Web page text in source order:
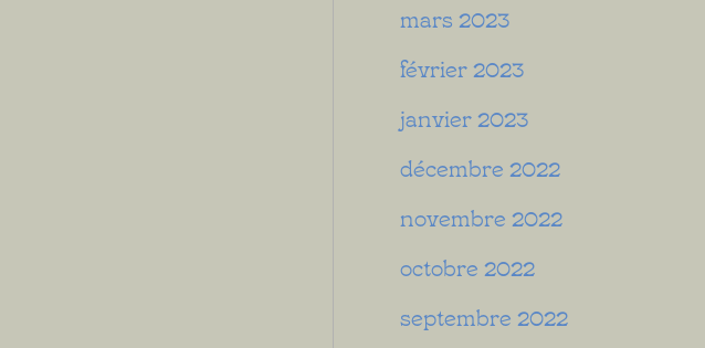
mars 2023
février 2023
janvier 2023
décembre 2022
novembre 2022
octobre 2022
septembre 2022